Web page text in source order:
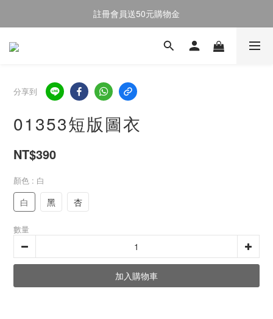
註冊會員送50元購物金
註冊會員送50元購物金
全館消費滿$2000即享免運
分享到
01353短版圖衣
NT$390
顏色 : 白
白 黑 杏
數量
加入購物車